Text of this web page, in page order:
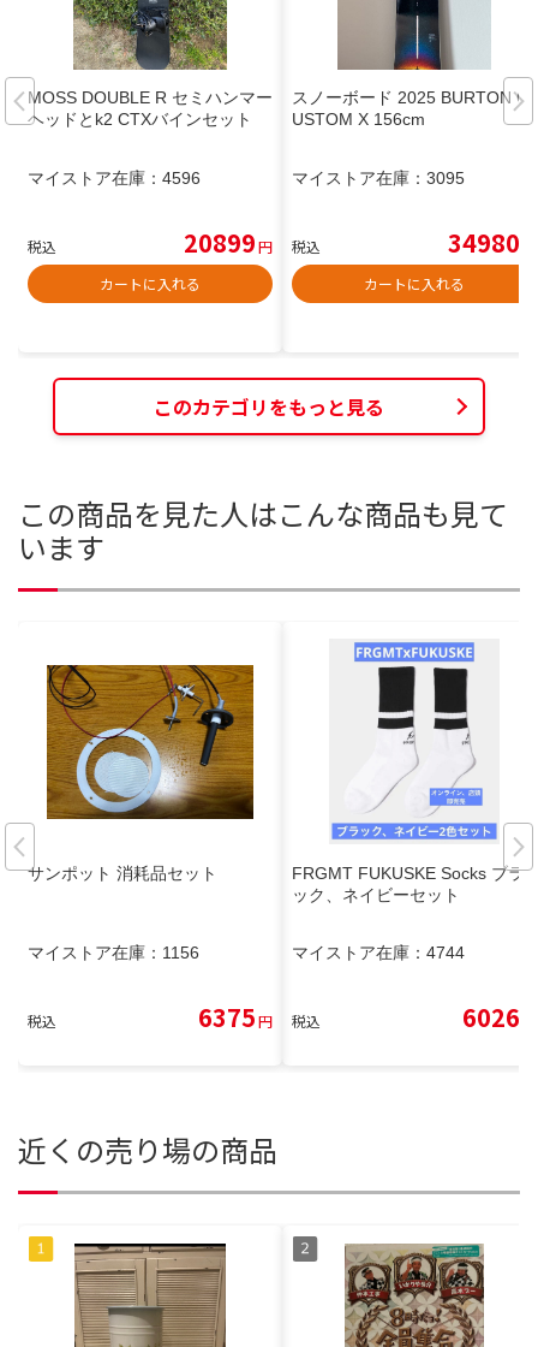
MOSS DOUBLE R セミハンマー
ヘッドとk2 CTXバインセット
マイストア在庫： 4596
税込 20899円
カートに入れる
スノーボード 2025 BURTON C
USTOM X 156cm
マイストア在庫： 3095
税込 34980
カートに入れる
このカテゴリをもっと見る
この商品を見た人はこんな商品も見て
います
サンポット 消耗品セット
マイストア在庫： 1156
税込 6375円
FRGMT FUKUSKE Socks ブラ
ック、ネイビーセット
マイストア在庫： 4744
税込 6026
近くの売り場の商品